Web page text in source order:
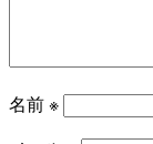
名前※